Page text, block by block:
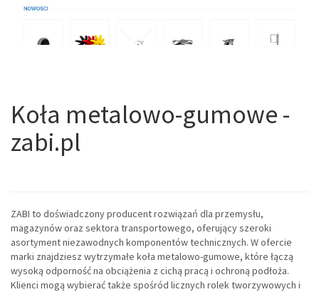
Koła metalowo-gumowe -
zabi.pl
ZABI to doświadczony producent rozwiązań dla przemysłu,
magazynów oraz sektora transportowego, oferujący szeroki
asortyment niezawodnych komponentów technicznych. W ofercie
marki znajdziesz wytrzymałe koła metalowo-gumowe, które łączą
wysoką odporność na obciążenia z cichą pracą i ochroną podłoża.
Klienci mogą wybierać także spośród licznych rolek tworzywowych i